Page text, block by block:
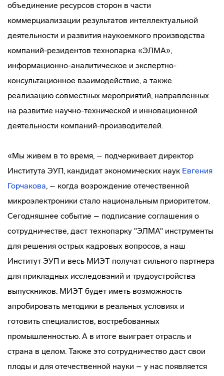
объединение ресурсов сторон в части
коммерциализации результатов интеллектуальной
деятельности и развития наукоемкого производства
компаний-резидентов технопарка «ЭЛМА»,
информационно-аналитическое и экспертно-
консультационное взаимодействие, а также
реализацию совместных мероприятий, направленных
на развитие научно-технической и инновационной
деятельности компаний-производителей.
«Мы живем в то время, – подчеркивает директор
Института ЭУП, кандидат экономических наук Евгения
Горчакова, – когда возрождение отечественной
микроэлектроники стало национальным приоритетом.
Сегодняшнее событие – подписание соглашения о
сотрудничестве, даст технопарку "ЭЛМА" инструменты
для решения острых кадровых вопросов, а наш
Институт ЭУП и весь МИЭТ получат сильного партнера
для прикладных исследований и трудоустройства
выпускников. МИЭТ будет иметь возможность
апробировать методики в реальных условиях и
готовить специалистов, востребованных
промышленностью. А в итоге выиграет отрасль и
страна в целом. Также это сотрудничество даст свои
плоды и для отечественной науки – у нас появляется